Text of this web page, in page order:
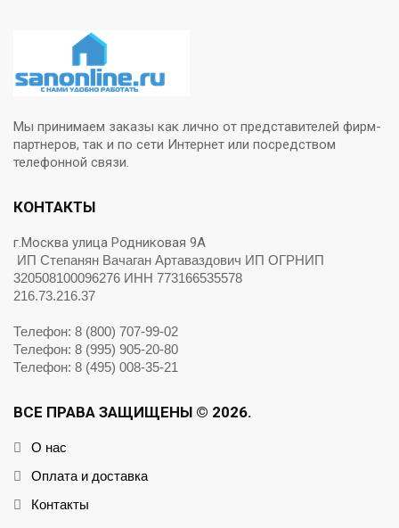
Мы принимаем заказы как лично от представителей фирм-
партнеров, так и по сети Интернет или посредством
телефонной связи.
КОНТАКТЫ
г.Москва улица Родниковая 9А
ИП Степанян Вачаган Артаваздович ИП ОГРНИП
320508100096276 ИНН 773166535578
216.73.216.37
Телефон: 8 (800) 707-99-02
Телефон: 8 (995) 905-20-80
Телефон: 8 (495) 008-35-21
ВСЕ ПРАВА ЗАЩИЩЕНЫ © 2026.
О нас
Оплата и доставка
Контакты